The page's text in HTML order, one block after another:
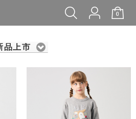
0
KIDS BABY
品上市